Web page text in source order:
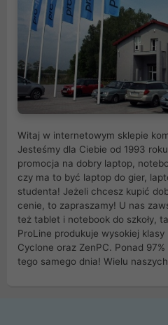
Witaj w internetowym sklepie
Jesteśmy dla Ciebie od 1993
promocja na dobry laptop,
czy ma to być laptop do gier,
studenta! Jeżeli chcesz kupić
cenie, to zapraszamy! U nas
też tablet i notebook do szkoły,
ProLine produkuje wysokiej
Cyclone oraz ZenPC. Ponad
tego samego dnia! Wielu